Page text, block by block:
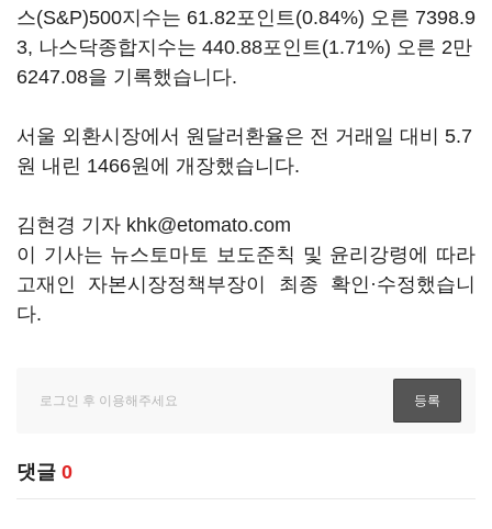
스(S&P)500지수는 61.82포인트(0.84%) 오른 7398.9
3, 나스닥종합지수는 440.88포인트(1.71%) 오른 2만
6247.08을 기록했습니다.
서울 외환시장에서 원달러환율은 전 거래일 대비 5.7
원 내린 1466원에 개장했습니다.
김현경 기자 khk@etomato.com
이 기사는 뉴스토마토 보도준칙 및 윤리강령에 따라
고재인 자본시장정책부장이 최종 확인·수정했습니
다.
댓글 0